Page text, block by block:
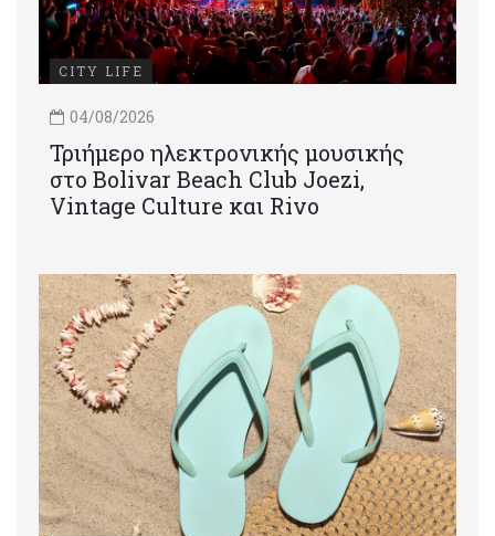
CITY LIFE
04/08/2026
Τριήμερο ηλεκτρονικής μουσικής
στο Bolivar Beach Club Joezi,
Vintage Culture και Rivo